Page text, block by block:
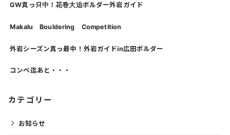
GW真っ只中！花巻大迫ボルダー外岩ガイド
Makalu Bouldering Competition
外岩シーズン真っ最中！外岩ガイドin広田ボルダー
コンペ迄あと・・・
カテゴリー
お知らせ